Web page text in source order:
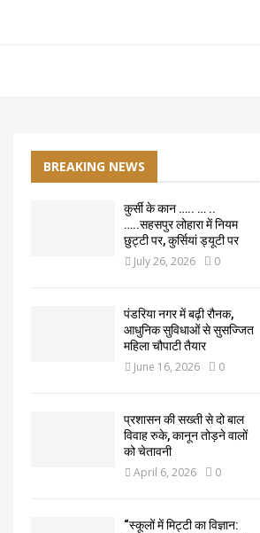
BREAKING NEWS
कुर्सी के कान ….. … ..
…..सहसपुर लोहारा में नियम
छुट्टी पर, कुर्सियां ड्यूटी पर
July 26, 2026 0
पंडरिया नगर में बढ़ी रौनक,
आधुनिक सुविधाओं से सुसज्जित
महिला चौपाटी तैयार
June 16, 2026 0
प्रशासन की सख्ती से दो बाल
विवाह रुके, कानून तोड़ने वालों
को चेतावनी
April 6, 2026 0
“स्कूलों में मिट्टी का विज्ञान: